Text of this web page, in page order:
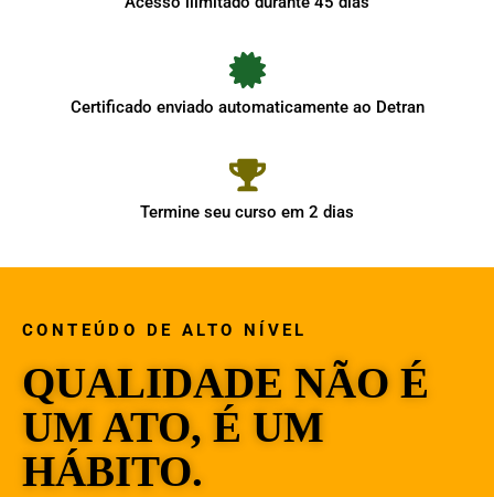
Certificado enviado automaticamente ao Detran
Termine seu curso em 2 dias
CONTEÚDO DE ALTO NÍVEL
QUALIDADE NÃO É
UM ATO, É UM
HÁBITO.